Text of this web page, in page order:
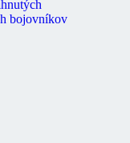
bojovníkov